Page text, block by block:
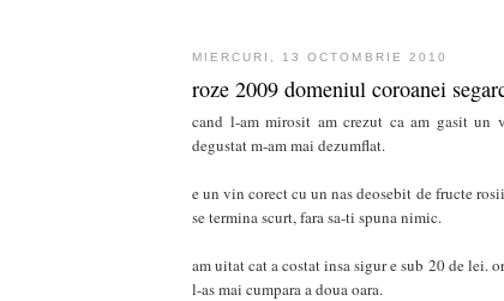
MIERCURI, 13 OCTOMBRIE 2010
roze 2009 domeniul coroanei
cand l-am mirosit am crezut ca am gasit un
degustat m-am mai dezumflat.
e un vin corect cu un nas deosebit de fructe
se termina scurt, fara sa-ti spuna nimic.
am uitat cat a costat insa sigur e sub 20 de lei.
l-as mai cumpara a doua oara.